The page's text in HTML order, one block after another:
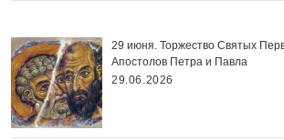
29 июня. Торжество Святых
Апостолов Петра и Павла
29.06.2026